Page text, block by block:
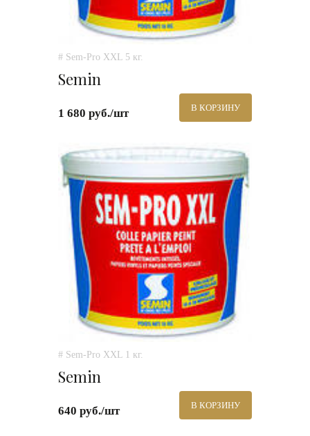
# Sem-Pro XXL 5 кг.
Semin
1 680 руб./шт В КОРЗИНУ
# Sem-Pro XXL 1 кг.
Semin
640 руб./шт В КОРЗИНУ